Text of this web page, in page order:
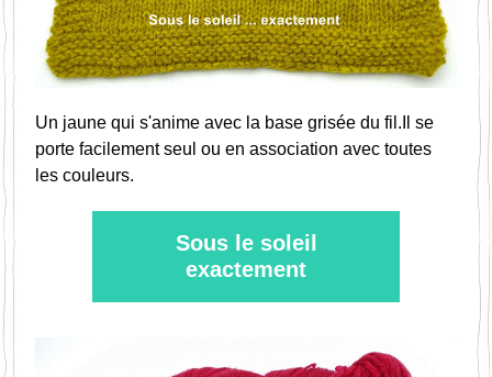
Un jaune qui s'anime avec la base grisée du fil.Il se
porte facilement seul ou en association avec toutes
les couleurs.
Sous le soleil
exactement